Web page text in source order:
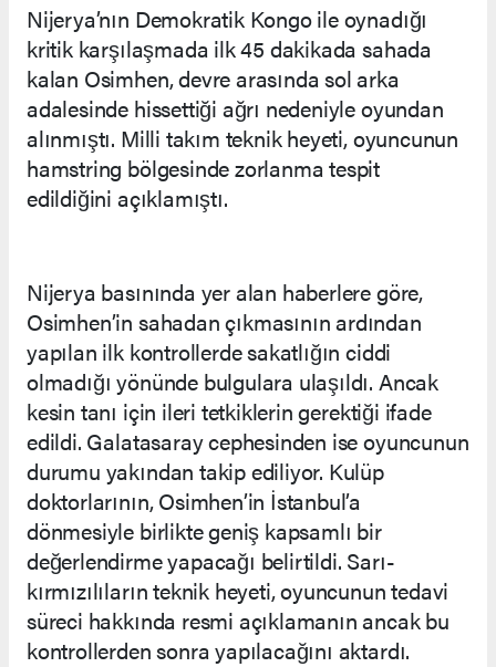
Nijerya’nın Demokratik Kongo ile oynadığı
kritik karşılaşmada ilk 45 dakikada sahada
kalan Osimhen, devre arasında sol arka
adalesinde hissettiği ağrı nedeniyle oyundan
alınmıştı. Milli takım teknik heyeti, oyuncunun
hamstring bölgesinde zorlanma tespit
edildiğini açıklamıştı.
Nijerya basınında yer alan haberlere göre,
Osimhen’in sahadan çıkmasının ardından
yapılan ilk kontrollerde sakatlığın ciddi
olmadığı yönünde bulgulara ulaşıldı. Ancak
kesin tanı için ileri tetkiklerin gerektiği ifade
edildi. Galatasaray cephesinden ise oyuncunun
durumu yakından takip ediliyor. Kulüp
doktorlarının, Osimhen’in İstanbul’a
dönmesiyle birlikte geniş kapsamlı bir
değerlendirme yapacağı belirtildi. Sarı-
kırmızılıların teknik heyeti, oyuncunun tedavi
süreci hakkında resmi açıklamanın ancak bu
kontrollerden sonra yapılacağını aktardı.